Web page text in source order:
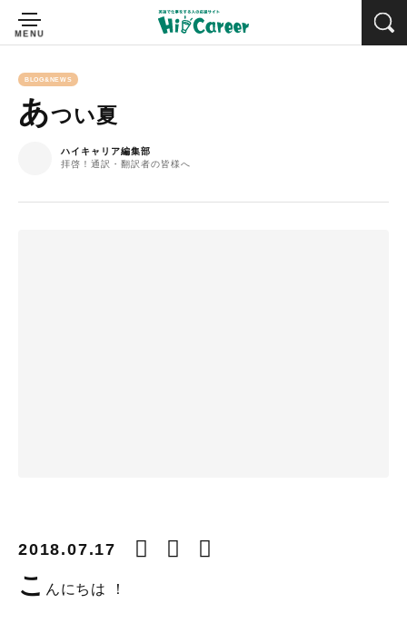
BLOG&NEWS
あつい夏
ハイキャリア編集部
拝啓！通訳・翻訳者の皆様へ
2018.07.17
こ んにちは ！